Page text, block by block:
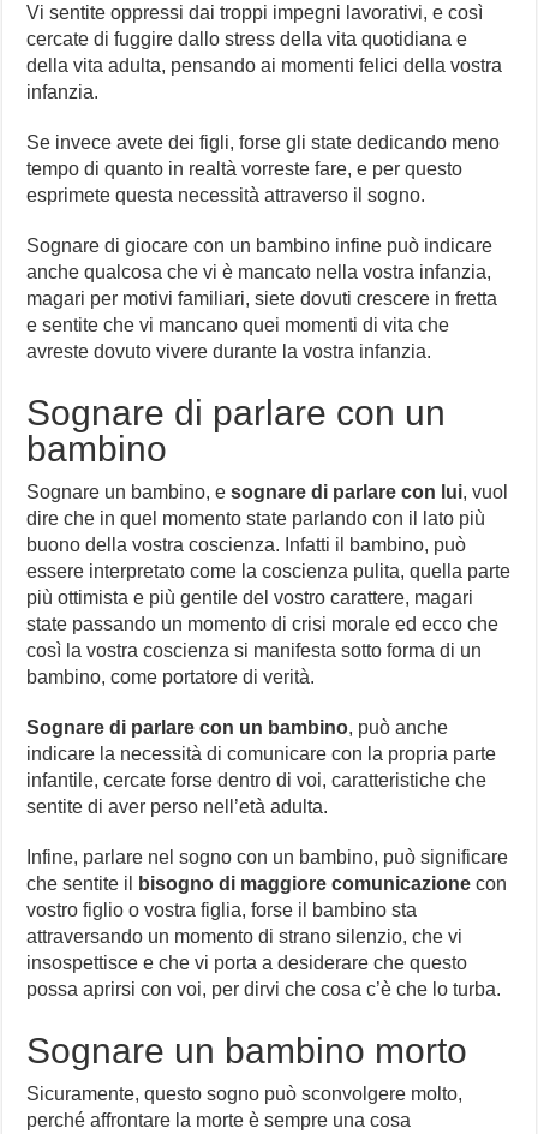
Vi sentite oppressi dai troppi impegni lavorativi, e così
cercate di fuggire dallo stress della vita quotidiana e
della vita adulta, pensando ai momenti felici della vostra
infanzia.
Se invece avete dei figli, forse gli state dedicando meno
tempo di quanto in realtà vorreste fare, e per questo
esprimete questa necessità attraverso il sogno.
Sognare di giocare con un bambino infine può indicare
anche qualcosa che vi è mancato nella vostra infanzia,
magari per motivi familiari, siete dovuti crescere in fretta
e sentite che vi mancano quei momenti di vita che
avreste dovuto vivere durante la vostra infanzia.
Sognare di parlare con un
bambino
Sognare un bambino, esognare di parlare con lui, vuol
dire che in quel momento state parlando con il lato più
buono della vostra coscienza. Infatti il bambino, può
essere interpretato come la coscienza pulita, quella parte
più ottimista e più gentile del vostro carattere, magari
state passando un momento di crisi morale ed ecco che
così la vostra coscienza si manifesta sotto forma di un
bambino, come portatore di verità.
Sognare di parlare con un bambino, può anche
indicare la necessità di comunicare con la propria parte
infantile, cercate forse dentro di voi, caratteristiche che
sentite di aver perso nell’età adulta.
Infine, parlare nel sogno con un bambino, può significare
che sentite il
bisogno di maggiore comunicazione con
vostro figlio o vostra figlia, forse il bambino sta
attraversando un momento di strano silenzio, che vi
insospettisce e che vi porta a desiderare che questo
possa aprirsi con voi, per dirvi che cosa c’è che lo turba.
Sognare un bambino morto
Sicuramente, questo sogno può sconvolgere molto,
perché affrontare la morte è sempre una cosa